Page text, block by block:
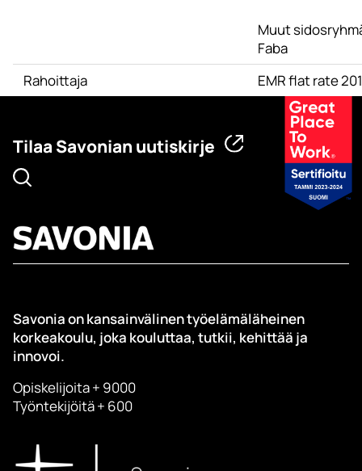
Muut
Faba
Rahoittaja
EMR flat rate
Tilaa Savonian uutiskirje
Savonia on kansainvälinen työelämäläheinen
korkeakoulu, joka kouluttaa, tutkii, kehittää ja
innovoi.
Opiskelijoita + 9000
Työntekijöitä + 600